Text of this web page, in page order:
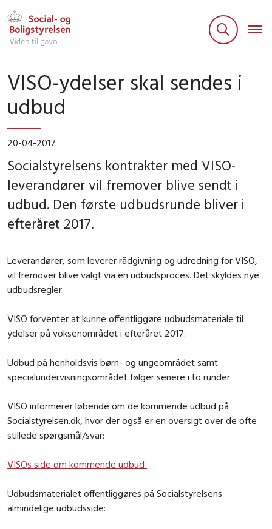
VISO-ydelser skal sendes i
udbud
20-04-2017
Socialstyrelsens kontrakter med VISO-
leverandører vil fremover blive sendt i
udbud. Den første udbudsrunde bliver i
efteråret 2017.
Leverandører, som leverer rådgivning og udredning for VISO,
vil fremover blive valgt via en udbudsproces. Det skyldes nye
udbudsregler.
VISO forventer at kunne offentliggøre udbudsmateriale til
ydelser på voksenområdet i efteråret 2017.
Udbud på henholdsvis børn- og ungeområdet samt
specialundervisningsområdet følger senere i to runder.
VISO informerer løbende om de kommende udbud på
Socialstyrelsen.dk, hvor der også er en oversigt over de ofte
stillede spørgsmål/svar:
VISOs side om kommende udbud
Udbudsmaterialet offentliggøres på Socialstyrelsens
almindelige udbudsside: